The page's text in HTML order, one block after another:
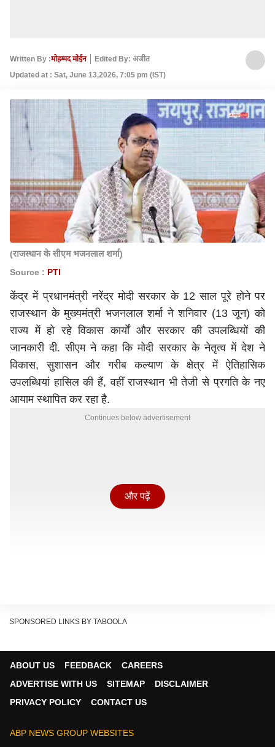
Written By :मोहम्मद मोईन
Edited By: अजीत
Updated at : Sat, June 13,2026, 7:05 pm (IST)
(राजस्थान के सीएम भजनलाल शर्मा)
Source : PTI
केंद्र में प्रधानमंत्रीनरेंद्र मोदीसरकार के 12 साल पूरे होने पर
राजस्थान के मुख्यमंत्री भजनलाल शर्मा ने शनिवार (13 जून) को
राज्य में हो रहे विकास कार्यों और सरकार की उपलब्धियों की
जानकारी दी. सीएम ने कहा कि मोदी सरकार के नेतृत्व में देश ने
विकास, सुशासन और गरीब कल्याण के क्षेत्र में ऐतिहासिक
उपलब्धियां हासिल की हैं, वहीं राजस्थान भी तेजी से प्रगति के नए
आयाम स्थापित कर रहा है.
Continues below advertisement
किसान, महिला और युवा वर्ग के जीवन में बड़ा बदलाव लाने का काम
और पढ़ें
SPONSORED LINKS BY TABOOLA
ABOUT US FEEDBACK
CAREERS
ADVERTISE WITH US
SITEMAP
DISCLAIMER
PRIVACY POLICY
CONTACT US
ABP NEWS GROUP WEBSITES